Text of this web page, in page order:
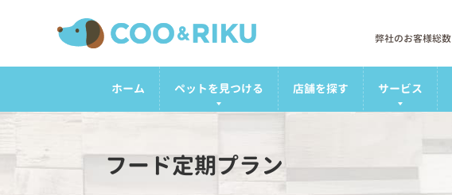
弊社のお客様総数
ホーム ペットを見つける 店舗を探す サービス
フード定期プラン